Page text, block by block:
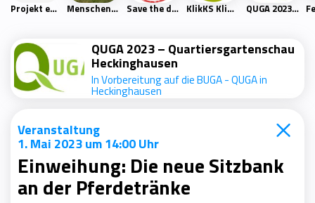
Projekt erstellen Menschen- und Naturfreunde Scharpenacken Save the date KlikKS Klimaschutzprojekt QUGA 2023 – Quartiersgartenschau Heckinghausen
QUGA 2023 – Quartiersgartenschau
Heckinghausen
In Vorbereitung auf die BUGA - QUGA in
Heckinghausen
Veranstaltung
1. Mai 2023 um 14:00 Uhr
Einweihung: Die neue Sitzbank
an der Pferdetränke